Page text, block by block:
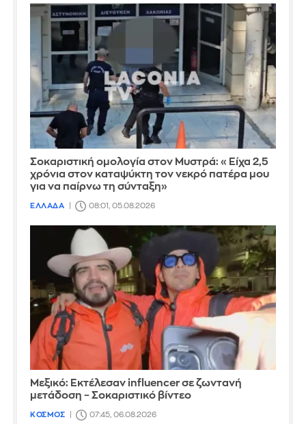
Σοκαριστική ομολογία στον Μυστρά: «Είχα 2,5
χρόνια στον καταψύκτη τον νεκρό πατέρα μου
για να παίρνω τη σύνταξη»
ΕΛΛΑΔΑ 08:01, 05.08.2026
Μεξικό: Εκτέλεσαν influencer σε ζωντανή
μετάδοση – Σοκαριστικό βίντεο
ΚΟΣΜΟΣ 07:45, 06.08.2026